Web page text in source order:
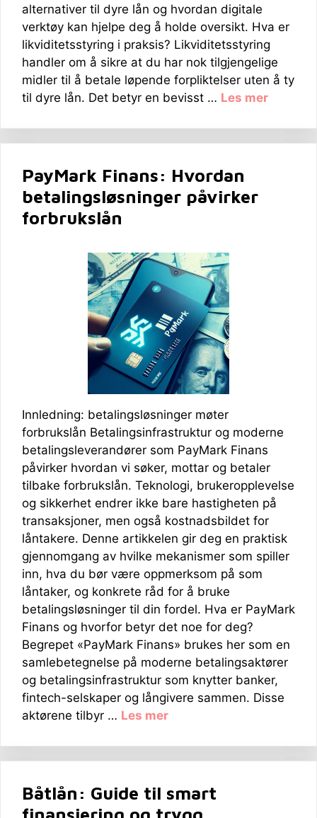
alternativer til dyre lån og hvordan digitale
verktøy kan hjelpe deg å holde oversikt. Hva er
likviditetsstyring i praksis? Likviditetsstyring
handler om å sikre at du har nok tilgjengelige
midler til å betale løpende forpliktelser uten å ty
til dyre lån. Det betyr en bevisst … Les mer
PayMark Finans: Hvordan
betalingsløsninger påvirker
forbrukslån
Innledning: betalingsløsninger møter
forbrukslån Betalingsinfrastruktur og moderne
betalingsleverandører som PayMark Finans
påvirker hvordan vi søker, mottar og betaler
tilbake forbrukslån. Teknologi, brukeropplevelse
og sikkerhet endrer ikke bare hastigheten på
transaksjoner, men også kostnadsbildet for
låntakere. Denne artikkelen gir deg en praktisk
gjennomgang av hvilke mekanismer som spiller
inn, hva du bør være oppmerksom på som
låntaker, og konkrete råd for å bruke
betalingsløsninger til din fordel. Hva er PayMark
Finans og hvorfor betyr det noe for deg?
Begrepet «PayMark Finans» brukes her som en
samlebetegnelse på moderne betalingsaktører
og betalingsinfrastruktur som knytter banker,
fintech-selskaper og långivere sammen. Disse
aktørene tilbyr … Les mer
Båtlån: Guide til smart